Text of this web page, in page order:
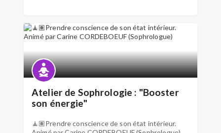
Atelier de Sophrologie : "Booster
son énergie"
🧘🏽Prendre conscience de son état intérieur.